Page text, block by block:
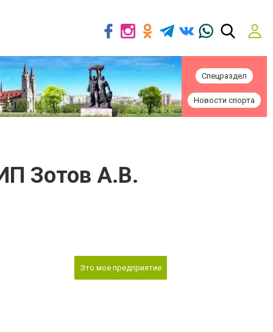
Спецраздел
Новости спорта
Зотов А.В.
Это мое предприятие